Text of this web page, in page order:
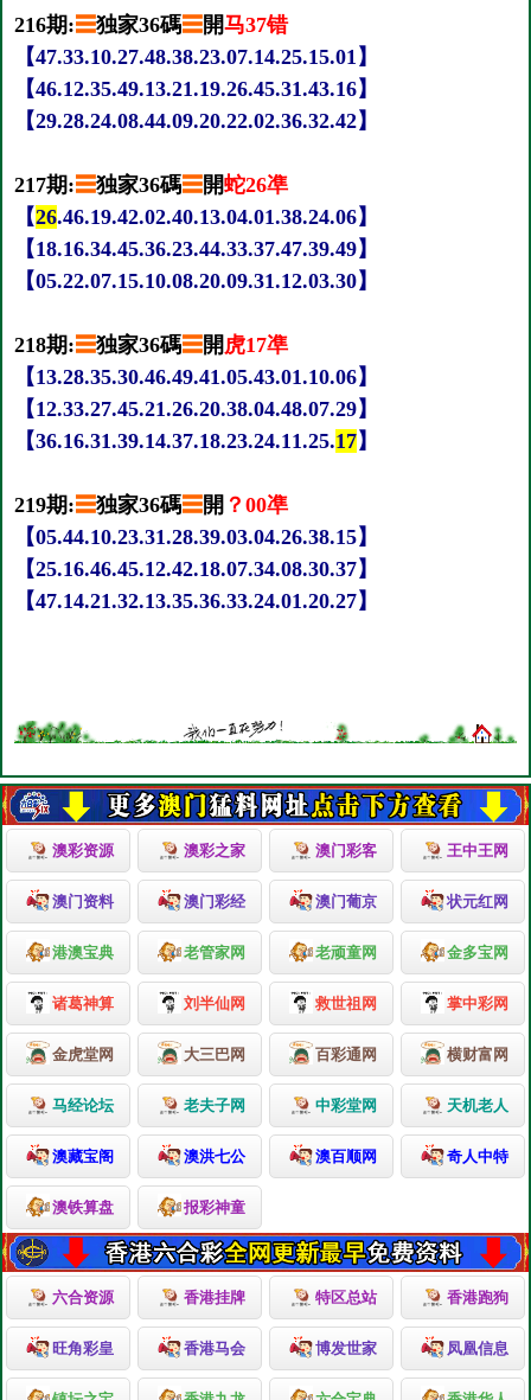
216期:☰独家36碼☰開马37错
【47.33.10.27.48.38.23.07.14.25.15.01】
【46.12.35.49.13.21.19.26.45.31.43.16】
【29.28.24.08.44.09.20.22.02.36.32.42】
217期:☰独家36碼☰開蛇26凖
【26.46.19.42.02.40.13.04.01.38.24.06】
【18.16.34.45.36.23.44.33.37.47.39.49】
【05.22.07.15.10.08.20.09.31.12.03.30】
218期:☰独家36碼☰開虎17凖
【13.28.35.30.46.49.41.05.43.01.10.06】
【12.33.27.45.21.26.20.38.04.48.07.29】
【36.16.31.39.14.37.18.23.24.11.25.17】
219期:☰独家36碼☰開 ？00凖
【05.44.10.23.31.28.39.03.04.26.38.15】
【25.16.46.45.12.42.18.07.34.08.30.37】
【47.14.21.32.13.35.36.33.24.01.20.27】
澳彩资源 澳彩之家 澳门彩客 王中王网
澳门资料 澳门彩经 澳门葡京 状元红网
港澳宝典 老管家网 老顽童网 金多宝网
诸葛神算 刘半仙网 救世祖网 掌中彩网
金虎堂网 大三巴网 百彩通网 横财富网
马经论坛 老夫子网 中彩堂网 天机老人
澳藏宝阁 澳洪七公 澳百顺网 奇人中特
澳铁算盘 报彩神童
六合资源 香港挂牌 特区总站 香港跑狗
旺角彩皇 香港马会 博发世家 凤凰信息